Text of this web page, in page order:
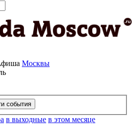
Москвы
в выходные в этом месяце